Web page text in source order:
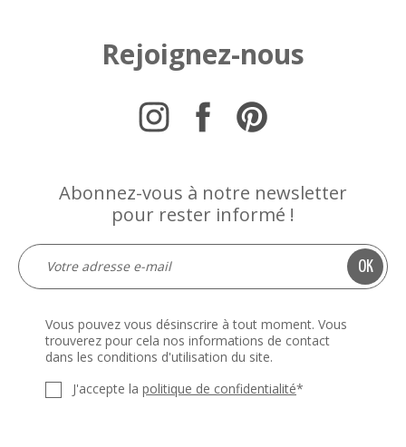
Rejoignez-nous
Abonnez-vous à notre newsletter
pour rester informé !
Vous pouvez vous désinscrire à tout moment. Vous
trouverez pour cela nos informations de contact
dans les conditions d'utilisation du site.
J'accepte la politique de confidentialité*